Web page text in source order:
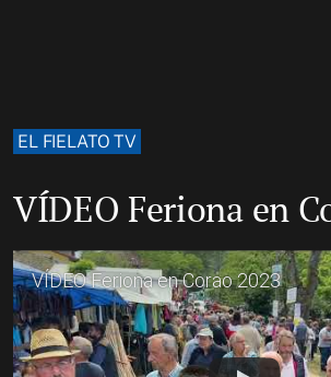
EL FIELATO TV
VÍDEO Feriona en
VÍDEO Feriona en Corao 2023